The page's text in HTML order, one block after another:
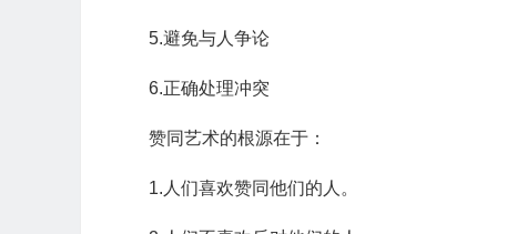
5.避免与人争论
6.正确处理冲突
赞同艺术的根源在于：
1.人们喜欢赞同他们的人。